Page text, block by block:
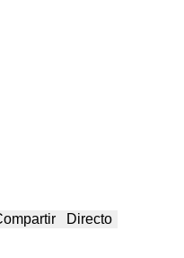
Directo